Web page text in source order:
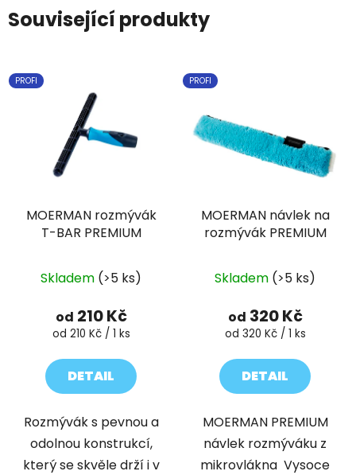
Související produkty
PROFI
MOERMAN rozmývák
T-BAR PREMIUM
Skladem (>5 ks)
od 210 Kč
Měrná
od 210 Kč / 1 ks
DETAIL
Rozmývák s pevnou a
odolnou konstrukcí,
který se skvěle drží i v
PROFI
MOERMAN návlek na
rozmývák PREMIUM
hodnocení
produktu
je
z
5
hvězdiček.
Skladem (>5 ks)
od 320 Kč
Měrná
od 320 Kč / 1 ks
DETAIL
MOERMAN PREMIUM
návlek rozmýváku z
mikrovlákna Vysoce